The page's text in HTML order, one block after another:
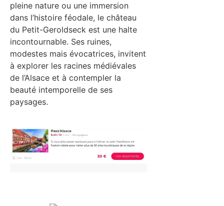
pleine nature ou une immersion
dans l’histoire féodale, le château
du Petit-Geroldseck est une halte
incontournable. Ses ruines,
modestes mais évocatrices, invitent
à explorer les racines médiévales
de l’Alsace et à contempler la
beauté intemporelle de ses
paysages.